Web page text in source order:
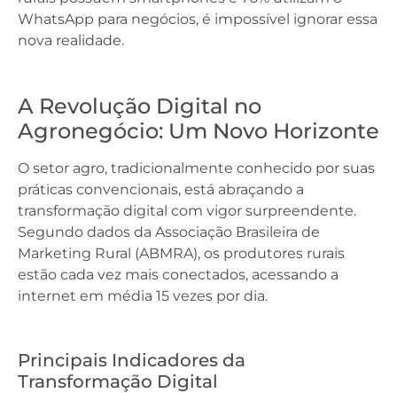
WhatsApp para negócios, é impossível ignorar essa
nova realidade.
A Revolução Digital no
Agronegócio: Um Novo Horizonte
O setor agro, tradicionalmente conhecido por suas
práticas convencionais, está abraçando a
transformação digital com vigor surpreendente.
Segundo dados da Associação Brasileira de
Marketing Rural (ABMRA), os produtores rurais
estão cada vez mais conectados, acessando a
internet em média 15 vezes por dia.
Principais Indicadores da
Transformação Digital